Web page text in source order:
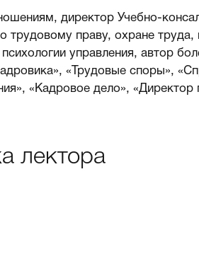
директор Учебно-
трудовому праву, охране
управления, автор
«Трудовые споры»,
«Кадровое дело», «Директор
лектора